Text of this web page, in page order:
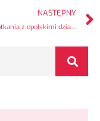
NASTĘPNY
Trwają spotkania z opolskimi działaczkami